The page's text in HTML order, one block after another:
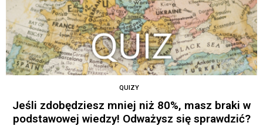
QUIZY
Jeśli zdobędziesz mniej niż 80%, masz braki w
podstawowej wiedzy! Odważysz się sprawdzić?